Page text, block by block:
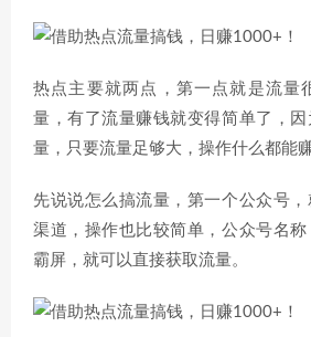
热点主要就两点，第一点就是流量
量，有了流量赚钱就变得简单了，
量，只要流量足够大，操作什么都能赚
先说说怎么搞流量，第一个公众号
渠道，操作也比较简单，公众号名称
霸屏，就可以直接获取流量。